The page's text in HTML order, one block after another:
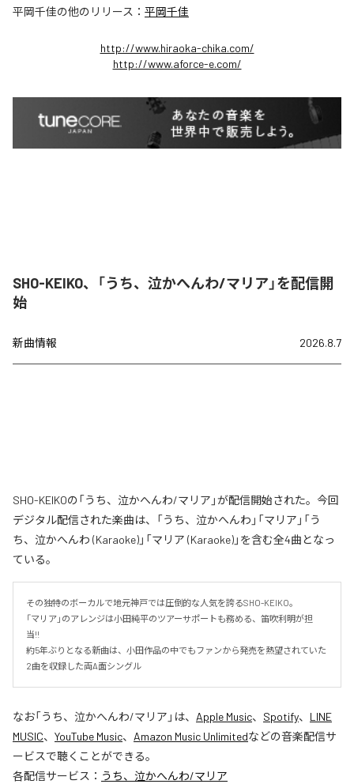
平岡千佳の他のリリース： 平岡千佳
http://www.hiraoka-chika.com/
http://www.aforce-e.com/
SHO-KEIKO、「うち、泣かへんわ/マリア」を配信開
始
新曲情報 2026.8.7
SHO-KEIKOの「うち、泣かへんわ/マリア」が配信開始された。今回
デジタル配信された楽曲は、「うち、泣かへんわ」「マリア」「う
ち、泣かへんわ (Karaoke)」「マリア (Karaoke)」を含む全4曲となっ
ている。
その独特のボーカルで地元神戸では圧倒的な人気を誇るSHO-KEIKO。
「マリア」のアレンジは小田純平のツアーサポートも務める、笛吹利明が担
当!!
約5年ぶりとなる新曲は、小田作品の中でもファンから発売を熱望されていた
2曲を収録した両A面シングル
なお「うち、泣かへんわ/マリア 」は、 Apple Music、 Spotify、 LINE
MUSIC、 YouTube Music、 Amazon Music Unlimitedなどの音楽配信サ
ービスで聴くことができる。
各配信サービス： うち、泣かへんわ/マリア